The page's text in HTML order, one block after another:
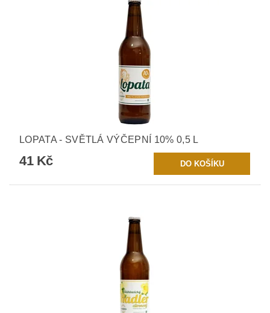
LOPATA - SVĚTLÁ VÝČEPNÍ 10% 0,5 L
41 Kč